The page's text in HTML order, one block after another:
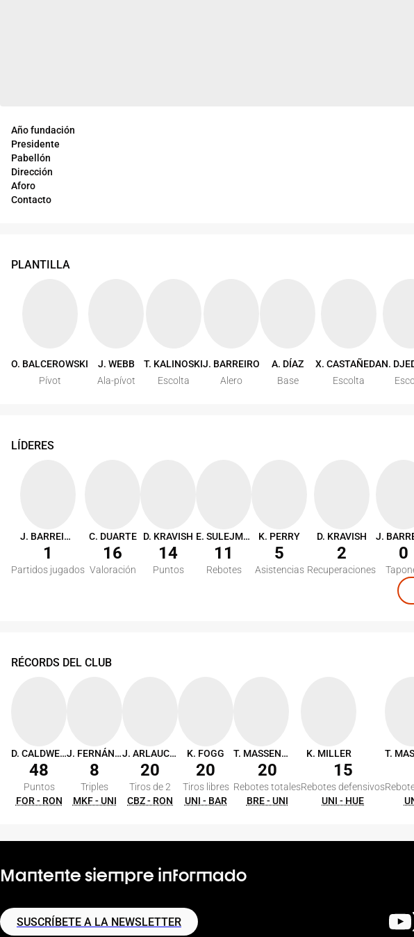
Año fundación
Presidente
Pabellón
Dirección
Aforo
Contacto
PLANTILLA
O. BALCEROWSKI
Pívot
J. WEBB
Ala-pívot
T. KALINOSKI
Escolta
J. BARREIRO
Alero
A. DÍAZ
Base
X. CASTAÑEDA
Escolta
N.
LÍDERES
J. BARREIRO
1
Partidos jugados
C. DUARTE
16
Valoración
D. KRAVISH
14
Puntos
E. SULEJMANOVIC
11
Rebotes
K. PERRY
5
Asistencias
D. KRAVISH
2
Recuperaciones
0
RÉCORDS DEL CLUB
D. CALDWELL
48
Puntos
FOR - RON
J. FERNÁNDEZ
8
Triples
MKF - UNI
J. ARLAUCKAS
20
Tiros de 2
CBZ - RON
K. FOGG
20
Tiros libres
UNI - BAR
T. MASSENBURG
20
Rebotes totales
BRE - UNI
K. MILLER
15
Rebotes defensivos
UNI - HUE
Mantente siempre informado
SUSCRÍBETE A LA NEWSLETTER